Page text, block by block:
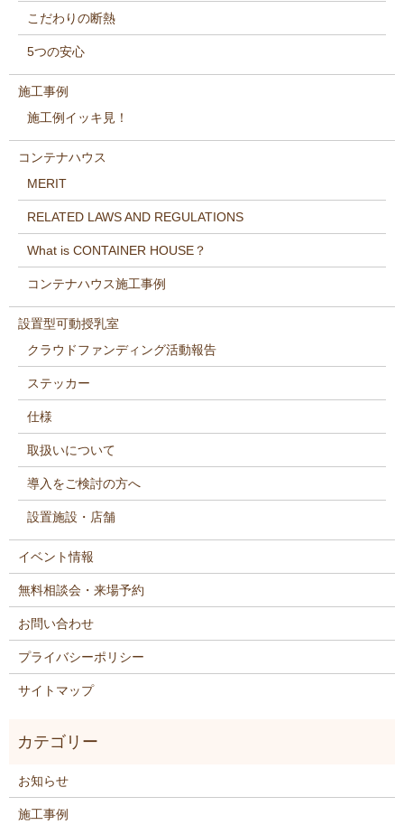
こだわりの断熱
5つの安心
施工事例
施工例イッキ見！
コンテナハウス
MERIT
RELATED LAWS AND REGULATIONS
What is CONTAINER HOUSE？
コンテナハウス施工事例
設置型可動授乳室
クラウドファンディング活動報告
ステッカー
仕様
取扱いについて
導入をご検討の方へ
設置施設・店舗
イベント情報
無料相談会・来場予約
お問い合わせ
プライバシーポリシー
サイトマップ
お知らせ
施工事例